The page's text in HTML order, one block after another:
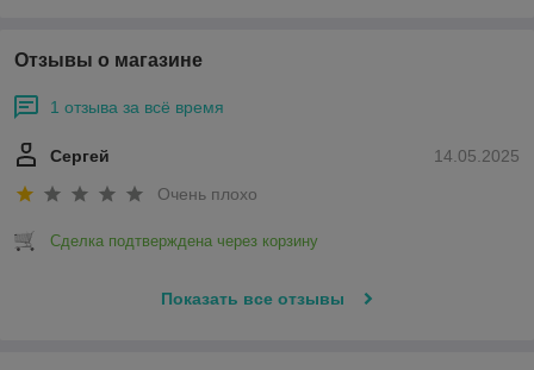
Отзывы о магазине
1 отзыва за всё время
14.05.2025
Сергей
Очень плохо
Сделка подтверждена через корзину
Показать все отзывы